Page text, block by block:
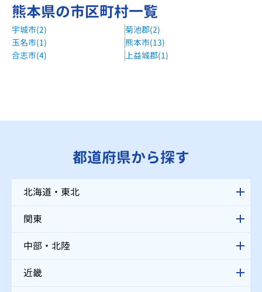
熊本県の市区町村一覧
宇城市(2)
菊池郡(2)
玉名市(1)
熊本市(13)
合志市(4)
上益城郡(1)
都道府県から探す
北海道・東北
関東
中部・北陸
近畿